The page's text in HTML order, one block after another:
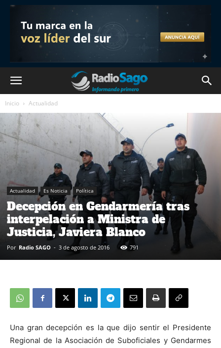
Inicio Actualidad
Actualidad Es Noticia Política
Decepción en Gendarmería tras
interpelación a Ministra de
Justicia, Javiera Blanco
Por Radio SAGO - 3 de agosto de 2016 791
Una gran decepción es la que dijo sentir el Presidente
Regional de la Asociación de Suboficiales y Gendarmes